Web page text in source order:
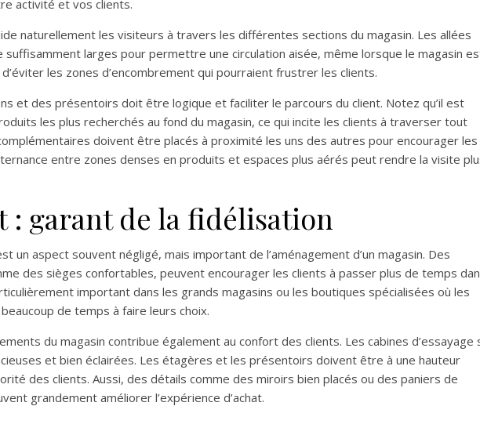
activité et vos clients.
naturellement les visiteurs à travers les différentes sections du magasin. Les allées
larges pour permettre une circulation aisée, même lorsque le magasin
les zones d’encombrement qui pourraient frustrer les clients.
et des présentoirs doit être logique et faciliter le parcours du client. Notez qu’il est
les plus recherchés au fond du magasin, ce qui incite les clients à traverser tout
doivent être placés à proximité les uns des autres pour encourager les
entre zones denses en produits et espaces plus aérés peut rendre la visite
: garant de la fidélisation
un aspect souvent négligé, mais important de l’aménagement d’un magasin. Des
des sièges confortables, peuvent encourager les clients à passer plus de temps
important dans les grands magasins ou les boutiques spécialisées où les
de temps à faire leurs choix.
du magasin contribue également au confort des clients. Les cabines d’essayage
et bien éclairées. Les étagères et les présentoirs doivent être à une hauteur
des clients. Aussi, des détails comme des miroirs bien placés ou des paniers de
grandement améliorer l’expérience d’achat.